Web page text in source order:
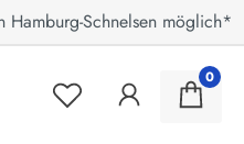
Hamburg-Schnelsen möglich*
0